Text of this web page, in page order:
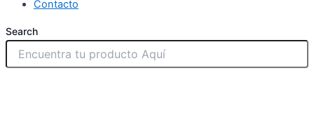
Contacto
Search